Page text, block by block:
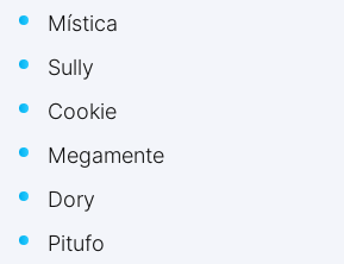
Mística
Sully
Cookie
Megamente
Dory
Pitufo